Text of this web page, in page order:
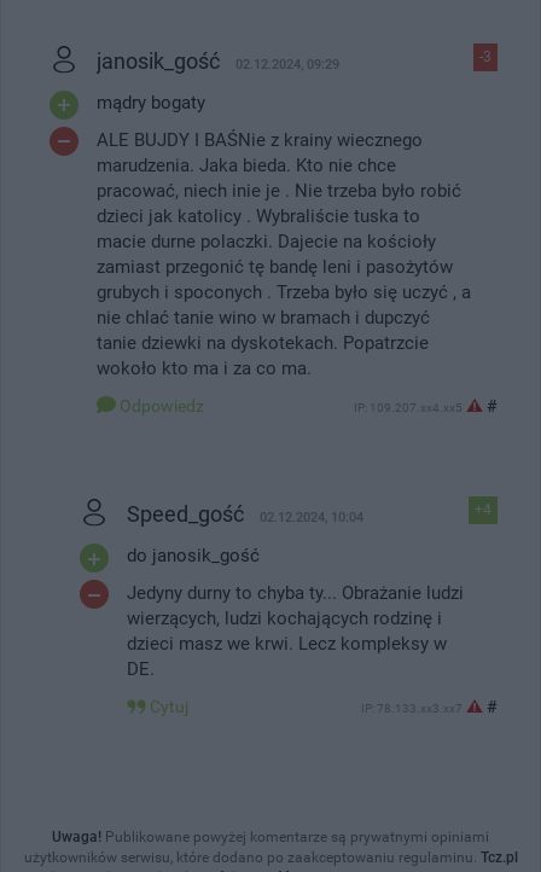
-3
janosik_gość 02.12.2024, 09:29
mądry bogaty
ALE BUJDY I BAŚNie z krainy wiecznego
marudzenia. Jaka bieda. Kto nie chce
pracować, niech inie je . Nie trzeba było robić
dzieci jak katolicy . Wybraliście tuska to
macie durne polaczki. Dajecie na kościoły
zamiast przegonić tę bandę leni i pasożytów
grubych i spoconych . Trzeba było się uczyć , a
nie chlać tanie wino w bramach i dupczyć
tanie dziewki na dyskotekach. Popatrzcie
wokoło kto ma i za co ma.
Odpowiedz IP: 109.207.xx4.xx5 #
+4
Speed_gość 02.12.2024, 10:04
do janosik_gość
Jedyny durny to chyba ty... Obrażanie ludzi
wierzących, ludzi kochających rodzinę i
dzieci masz we krwi. Lecz kompleksy w
DE.
Cytuj IP: 78.133.xx3.xx7 #
Uwaga! Publikowane powyżej komentarze są prywatnymi opiniami
użytkowników serwisu, które dodano po zaakceptowaniu regulaminu. Tcz.pl